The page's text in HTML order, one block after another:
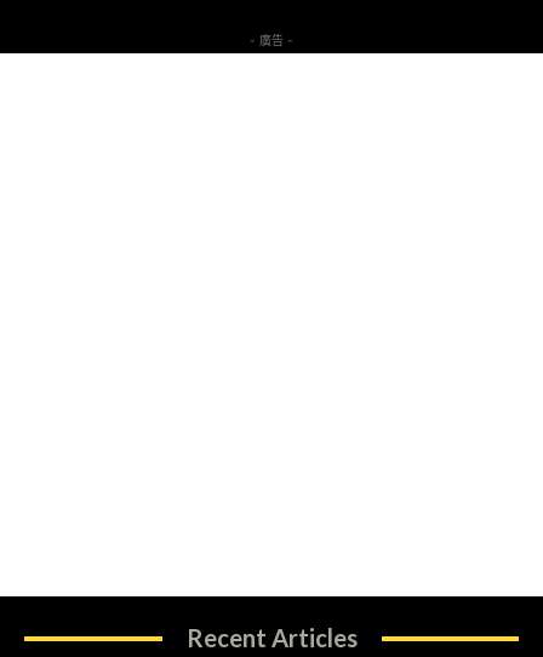
- 廣告 -
Recent Articles